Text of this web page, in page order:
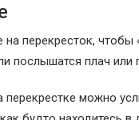
перекресток,
послышатся плач
перекрестке можно